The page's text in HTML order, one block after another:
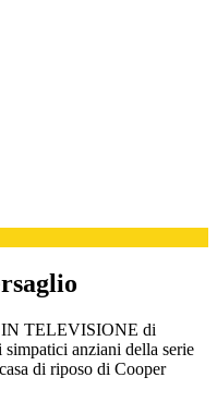
TELEVISIONE di
anziani della serie
di riposo di Cooper